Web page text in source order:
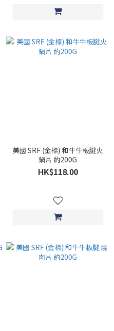
美國 SRF (金標) 和牛牛板腱火
鍋片 約200G
HK$118.00